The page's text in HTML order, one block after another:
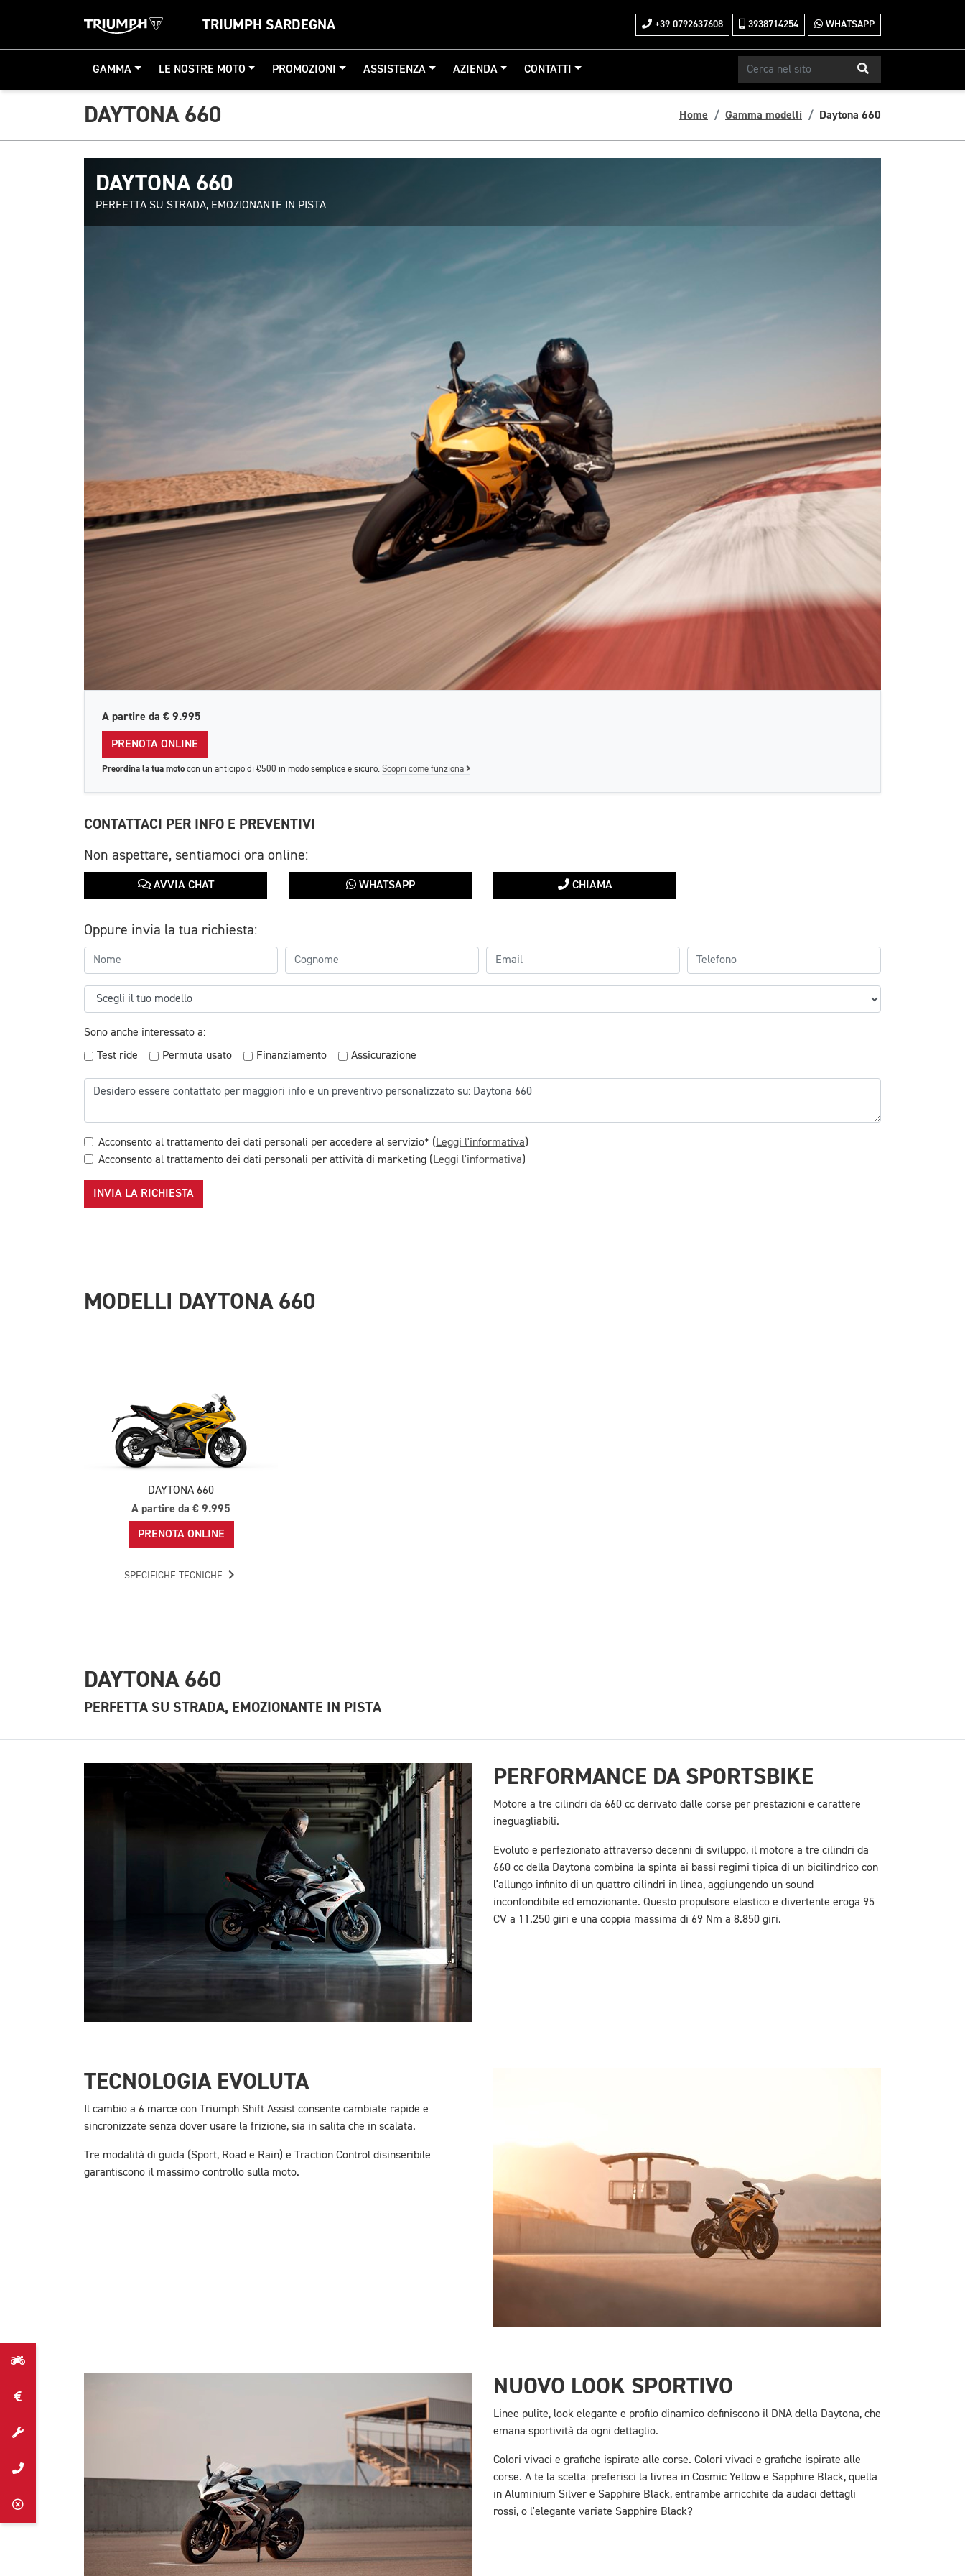
TRIUMPH SARDEGNA +39 0792637608 3938714254 WHATSAPP
GAMMA LE NOSTRE MOTO PROMOZIONI ASSISTENZA AZIENDA CONTATTI
DAYTONA 660 Home Gamma modelli Daytona 660
DAYTONA 660
PERFETTA SU STRADA, EMOZIONANTE IN PISTA
A partire da € 9.995
PRENOTA ONLINE
Preordina la tua moto con un anticipo di €500 in modo semplice e sicuro. Scopri come funziona
CONTATTACI PER INFO E PREVENTIVI
Non aspettare, sentiamoci ora online:
AVVIA CHAT WHATSAPP CHIAMA
Oppure invia la tua richiesta:
Sono anche interessato a:
Test ride
Permuta usato Finanziamento Assicurazione
Acconsento al trattamento dei dati personali per accedere al servizio* (Leggi l'informativa)
Acconsento al trattamento dei dati personali per attività di marketing (Leggi l'informativa)
INVIA LA RICHIESTA
MODELLI DAYTONA 660
DAYTONA 660
A partire da € 9.995
PRENOTA ONLINE
SPECIFICHE TECNICHE
DAYTONA 660
PERFETTA SU STRADA, EMOZIONANTE IN PISTA
PERFORMANCE DA SPORTSBIKE
Motore a tre cilindri da 660 cc derivato dalle corse per prestazioni e carattere
ineguagliabili.
Evoluto e perfezionato attraverso decenni di sviluppo, il motore a tre cilindri da
660 cc della Daytona combina la spinta ai bassi regimi tipica di un bicilindrico con
l'allungo infinito di un quattro cilindri in linea, aggiungendo un sound
inconfondibile ed emozionante. Questo propulsore elastico e divertente eroga 95
CV a 11.250 giri e una coppia massima di 69 Nm a 8.850 giri.
TECNOLOGIA EVOLUTA
Il cambio a 6 marce con Triumph Shift Assist consente cambiate rapide e
sincronizzate senza dover usare la frizione, sia in salita che in scalata.
Tre modalità di guida (Sport, Road e Rain) e Traction Control disinseribile
garantiscono il massimo controllo sulla moto.
NUOVO LOOK SPORTIVO
Linee pulite, look elegante e profilo dinamico definiscono il DNA della Daytona, che
emana sportività da ogni dettaglio.
Colori vivaci e grafiche ispirate alle corse. Colori vivaci e grafiche ispirate alle
corse. A te la scelta: preferisci la livrea in Cosmic Yellow e Sapphire Black, quella
in Aluminium Silver e Sapphire Black, entrambe arricchite da audaci dettagli
rossi, o l'elegante variate Sapphire Black?